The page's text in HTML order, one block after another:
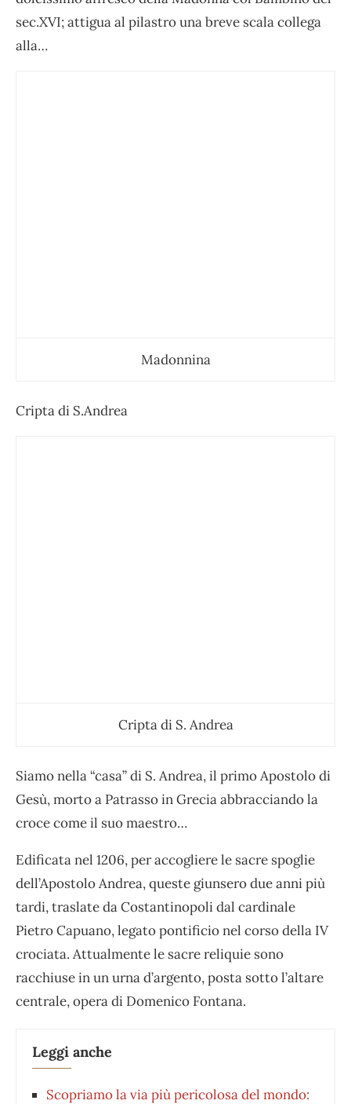
sec.XVI; attigua al pilastro una breve scala collega
alla…
Madonnina
Cripta di S.Andrea
Cripta di S. Andrea
Siamo nella “casa” di S. Andrea, il primo Apostolo di
Gesù, morto a Patrasso in Grecia abbracciando la
croce come il suo maestro…
Edificata nel 1206, per accogliere le sacre spoglie
dell’Apostolo Andrea, queste giunsero due anni più
tardi, traslate da Costantinopoli dal cardinale
Pietro Capuano, legato pontificio nel corso della IV
crociata. Attualmentele sacre reliquie sono
racchiuse in un urna d’argento, posta sotto l’altare
centrale, opera di Domenico Fontana.
Leggi anche
Scopriamo la via più pericolosa del mondo: